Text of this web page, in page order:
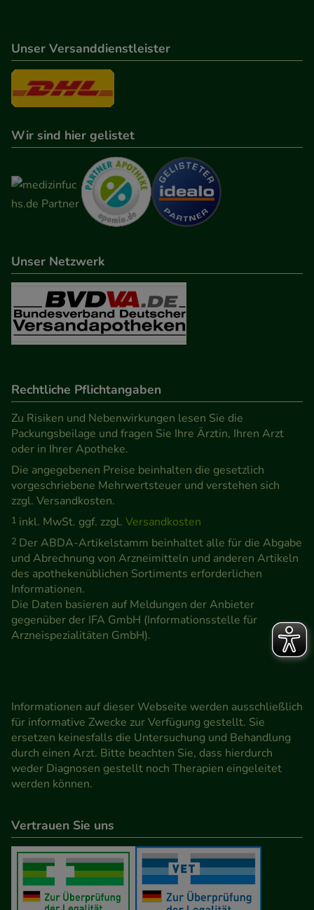
anzuzeigen und unser Partnerprogramm zu
betreiben.
Statistik & Tracking:
unserer Website sammeln, mit deren Hilfe wir
unsere Website weiter für Sie optimieren können,
den Inhalt auf unserer Website aber auch die
Werbung auf Drittseiten möglichst relevant für Sie
zu gestalten. Bitte beachten Sie, dass Daten hierfür
Medien übertragen werden.
Unser Versanddienstleister
Wir sind hier gelistet
Unser Netzwerk
Rechtliche Pflichtangaben
Zu Risiken und Nebenwirkungen lesen Sie die
Packungsbeilage und fragen Sie Ihre Ärztin, Ihren Arzt
oder in Ihrer Apotheke.
Die angegebenen Preise beinhalten die gesetzlich
vorgeschriebene Mehrwertsteuer und verstehen sich
zzgl. Versandkosten.
1 inkl. MwSt. ggf. zzgl. Versandkosten
2 Der ABDA-Artikelstamm beinhaltet alle für die Abgabe
und Abrechnung von Arzneimitteln und anderen Artikeln
des apothekenüblichen Sortiments erforderlichen
Informationen.
Die Daten basieren auf Meldungen der Anbieter
gegenüber der IFA GmbH (Informationsstelle für
Arzneispezialitäten GmbH).
Informationen auf dieser Webseite werden ausschließlich
für informative Zwecke zur Verfügung gestellt. Sie
ersetzen keinesfalls die Untersuchung und Behandlung
durch einen Arzt. Bitte beachten Sie, dass hierdurch
weder Diagnosen gestellt noch Therapien eingeleitet
werden können.
Vertrauen Sie uns